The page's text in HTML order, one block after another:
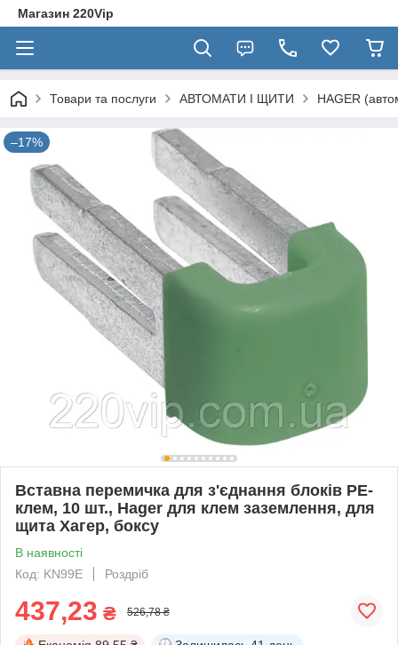
Магазин 220Vip
Товари та послуги АВТОМАТИ І ЩИТИ HAGER
–17%
Вставна перемичка для з'єднання блоків PE-
клем, 10 шт., Hager для клем заземлення, для
щита Хагер, боксу
В наявності
Код: KN99E
Роздріб
437,23 ₴ 526,78 ₴